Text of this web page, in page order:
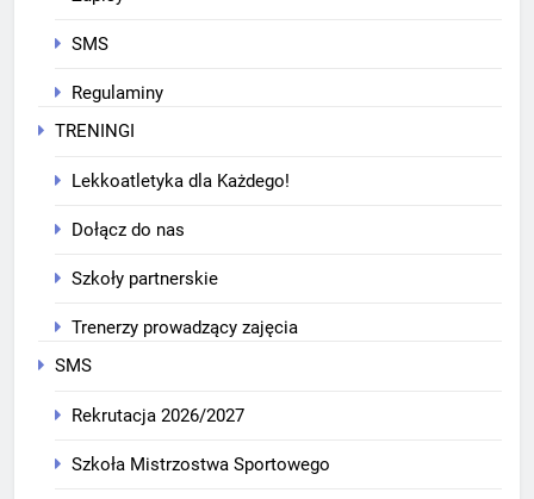
SMS
Regulaminy
TRENINGI
Lekkoatletyka dla Każdego!
Dołącz do nas
Szkoły partnerskie
Trenerzy prowadzący zajęcia
SMS
Rekrutacja 2026/2027
Szkoła Mistrzostwa Sportowego